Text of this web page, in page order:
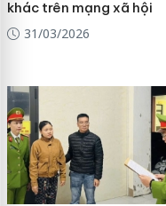
khác trên mạng xã hội
31/03/2026